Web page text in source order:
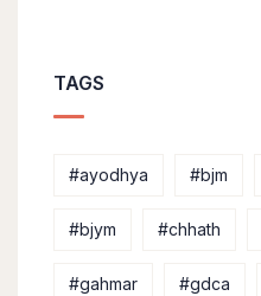
TAGS
#ayodhya #bjm
#bjym #chhath
#gahmar #gdca